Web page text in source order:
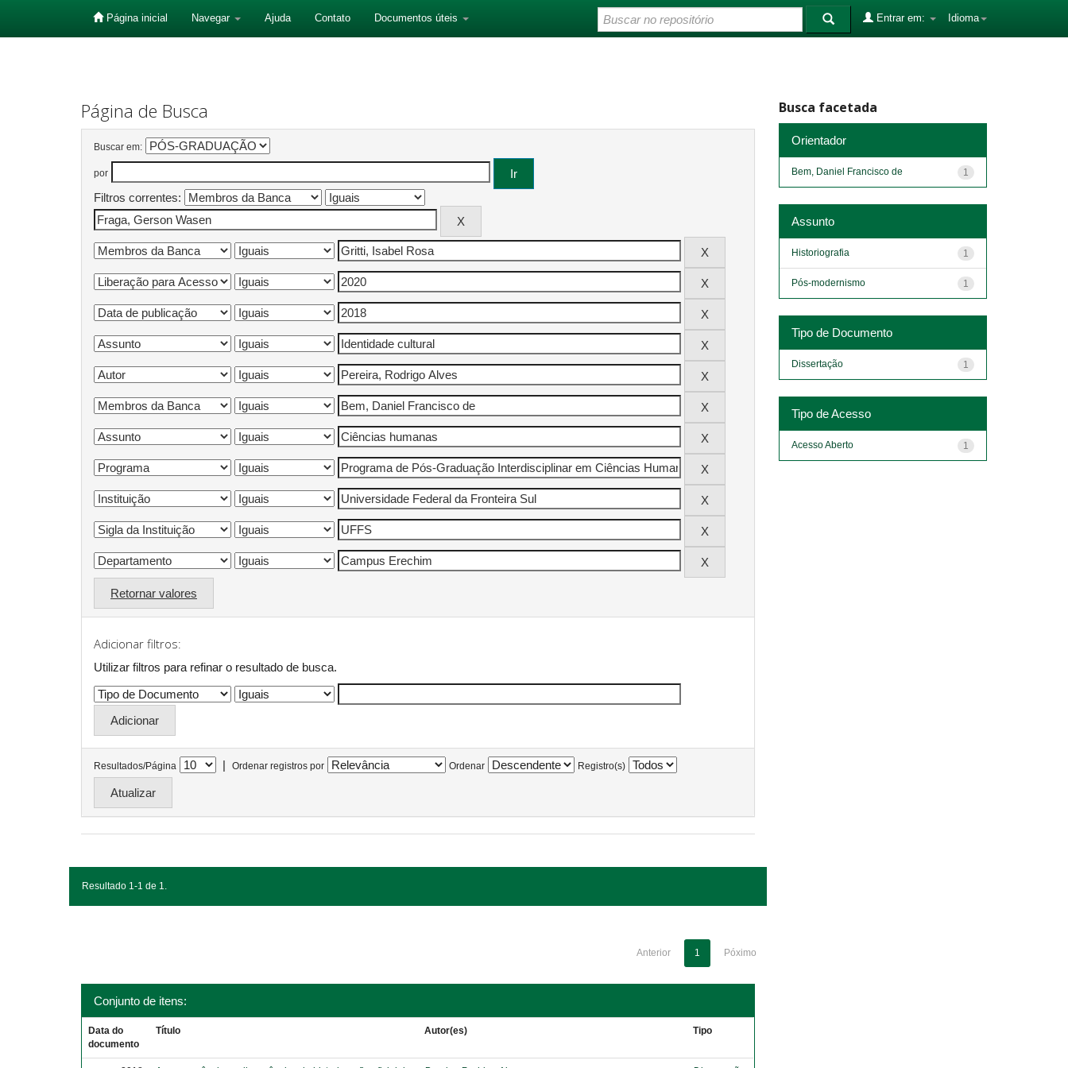
Página inicial Navegar Ajuda Contato Documentos úteis Idioma
Entrar em:
Página de Busca
Buscar em:
por
Filtros correntes:
Retornar valores
Adicionar filtros:
Utilizar filtros para refinar o resultado de busca.
Resultados/Página | Ordenar registros por Ordenar Registro(s)
Resultado 1-1 de 1.
Anterior 1 Póximo
Conjunto de itens:
Data do
documento
Título Autor(es) Tipo
Busca facetada
Orientador
1
Bem, Daniel Francisco de
Assunto
1
Historiografia
1
Pós-modernismo
Tipo de Documento
1
Dissertação
Tipo de Acesso
1
Acesso Aberto